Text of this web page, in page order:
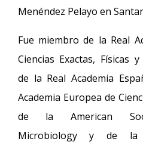
Menéndez Pelayo en
Fue miembro de la Real
Ciencias Exactas, Físicas
de la Real Academia
Academia Europea de
de la American
Microbiology y de la